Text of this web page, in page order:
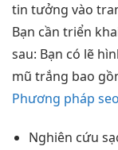
tin tưởng vào
Bạn cần triển
sau: Bạn có lẽ
mũ trắng bao
Phương pháp
Nghiên cứu